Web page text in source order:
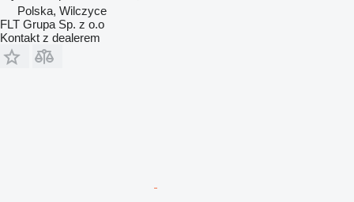
Polska, Wilczyce
FLT Grupa Sp. z o.o
Kontakt z dealerem